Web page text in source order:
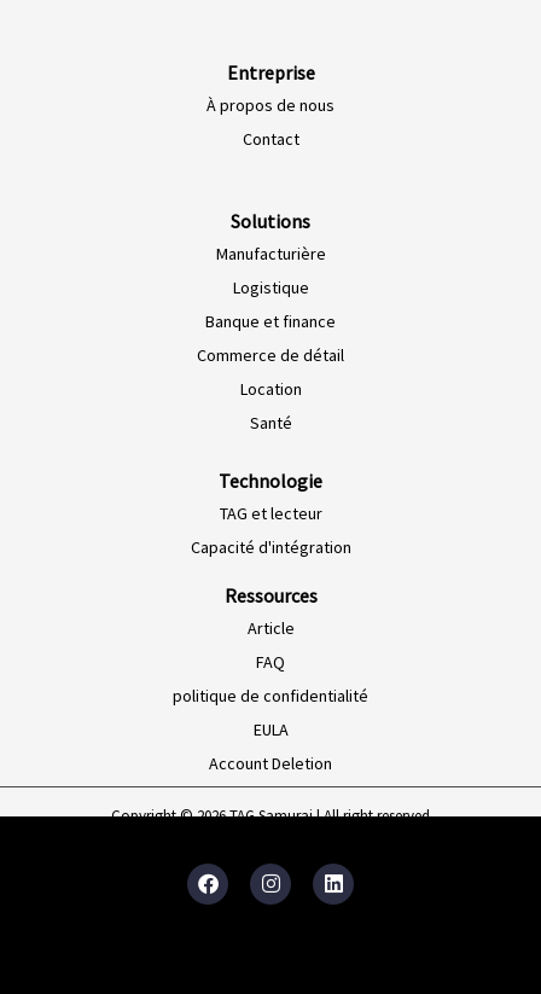
Entreprise
À propos de nous
Contact
Solutions
Manufacturière
Logistique
Banque et finance
Commerce de détail
Location
Santé
Technologie
TAG et lecteur
Capacité d'intégration
Ressources
Article
FAQ
politique de confidentialité
EULA
Account Deletion
Copyright © 2026 TAG Samurai | All right reserved
F
a
c
I
n
s
L
i
n